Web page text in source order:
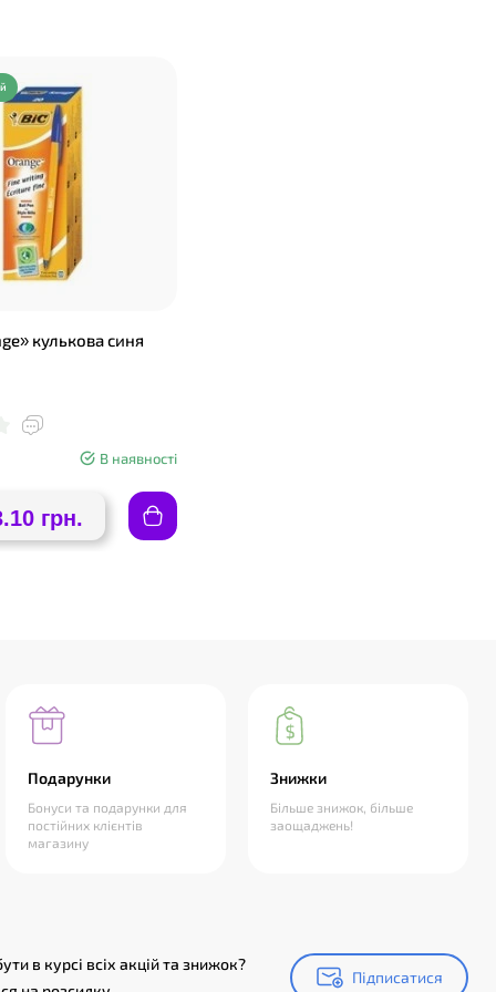
кулькова синя
В наявності
грн.
Подарунки
Бонуси та подарунки для
постійних клієнтів
магазину
Знижки
Більше знижок, більше
заощаджень!
в курсі всіх акцій та знижок?
Підписатися
Підписатися